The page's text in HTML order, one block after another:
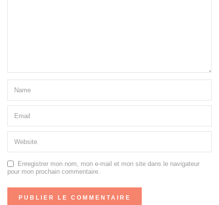
Enregistrer mon nom, mon e-mail et mon site dans le navigateur
pour mon prochain commentaire.